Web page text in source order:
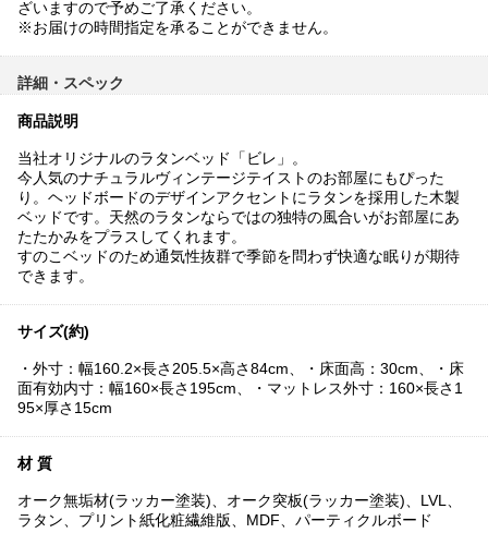
ざいますので予めご了承ください。
※お届けの時間指定を承ることができません。
詳細・スペック
商品説明
当社オリジナルのラタンベッド「ビレ」。
今人気のナチュラルヴィンテージテイストのお部屋にもぴった
り。ヘッドボードのデザインアクセントにラタンを採用した木製
ベッドです。天然のラタンならではの独特の風合いがお部屋にあ
たたかみをプラスしてくれます。
すのこベッドのため通気性抜群で季節を問わず快適な眠りが期待
できます。
サイズ(約)
・外寸：幅160.2×長さ205.5×高さ84cm、・床面高：30cm、・床
面有効内寸：幅160×長さ195cm、・マットレス外寸：160×長さ1
95×厚さ15cm
材 質
オーク無垢材(ラッカー塗装)、オーク突板(ラッカー塗装)、LVL、
ラタン、プリント紙化粧繊維版、MDF、パーティクルボード